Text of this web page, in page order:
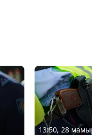
13:50, 28